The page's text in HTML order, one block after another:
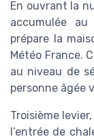
En ouvrant la
accumulée
prépare la
Météo France.
au niveau de
personne âgée
Troisième
l’entrée de